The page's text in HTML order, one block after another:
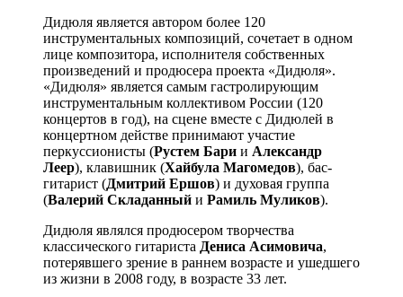
Дидюля является автором более 120
инструментальных композиций, сочетает в одном
лице композитора, исполнителя собственных
произведений и продюсера проекта «Дидюля».
«Дидюля» является самым гастролирующим
инструментальным коллективом России (120
концертов в год), на сцене вместе с Дидюлей в
концертном действе принимают участие
перкуссионисты (Рустем Бари и Александр
Леер), клавишник (Хайбула Магомедов), бас-
гитарист (Дмитрий Ершов) и духовая группа
(Валерий Складанный и Рамиль Муликов).
Дидюля являлся продюсером творчества
классического гитариста Дениса Асимовича,
потерявшего зрение в раннем возрасте и ушедшего
из жизни в 2008 году, в возрасте 33 лет.